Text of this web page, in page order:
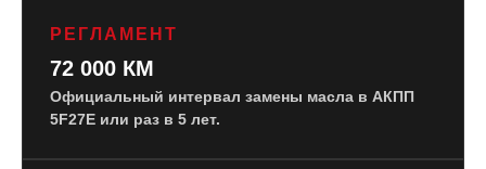
РЕГЛАМЕНТ
72 000 КМ
Официальный интервал замены масла в АКПП
5F27E или раз в 5 лет.